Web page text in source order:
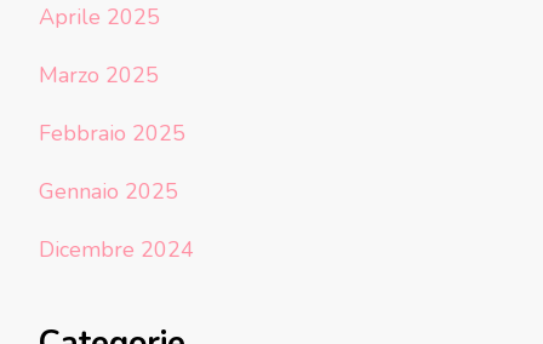
Aprile 2025
Marzo 2025
Febbraio 2025
Gennaio 2025
Dicembre 2024